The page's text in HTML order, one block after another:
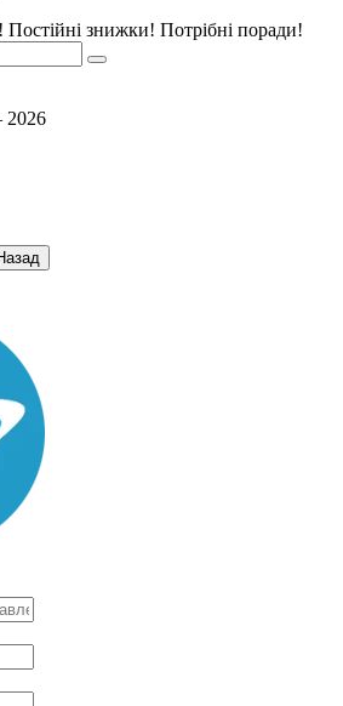
знижки! Потрібні поради!
2026